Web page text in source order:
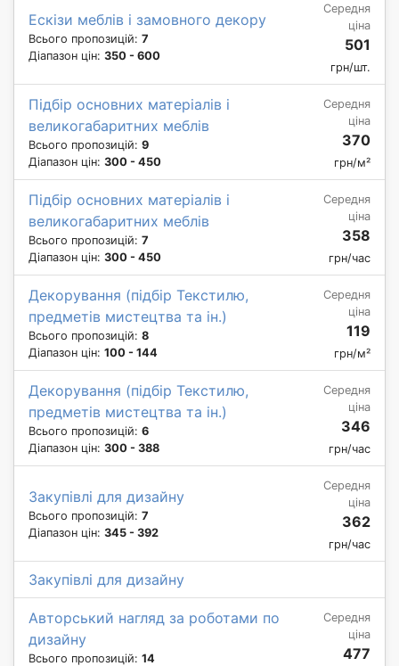
Ескізи меблів і замовного декору
Всього пропозицій: 7
Діапазон цін: 350 - 600
Середня
ціна
501
грн/шт.
Підбір основних матеріалів і
великогабаритних меблів
Всього пропозицій: 9
Діапазон цін: 300 - 450
Середня
ціна
370
грн/м²
Підбір основних матеріалів і
великогабаритних меблів
Всього пропозицій: 7
Діапазон цін: 300 - 450
Середня
ціна
358
грн/час
Декорування (підбір Текстилю,
предметів мистецтва та ін.)
Всього пропозицій: 8
Діапазон цін: 100 - 144
Середня
ціна
119
грн/м²
Декорування (підбір Текстилю,
предметів мистецтва та ін.)
Всього пропозицій: 6
Діапазон цін: 300 - 388
Середня
ціна
346
грн/час
Закупівлі для дизайну
Всього пропозицій: 7
Діапазон цін: 345 - 392
Середня
ціна
362
грн/час
Закупівлі для дизайну
Авторський нагляд за роботами по
дизайну
Всього пропозицій: 14
Середня
ціна
477